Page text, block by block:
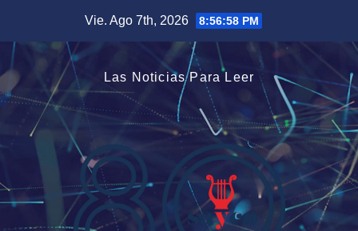
contenido
Vie. Ago 7th, 2026 8:56:59 PM
Las Noticias Para Leer